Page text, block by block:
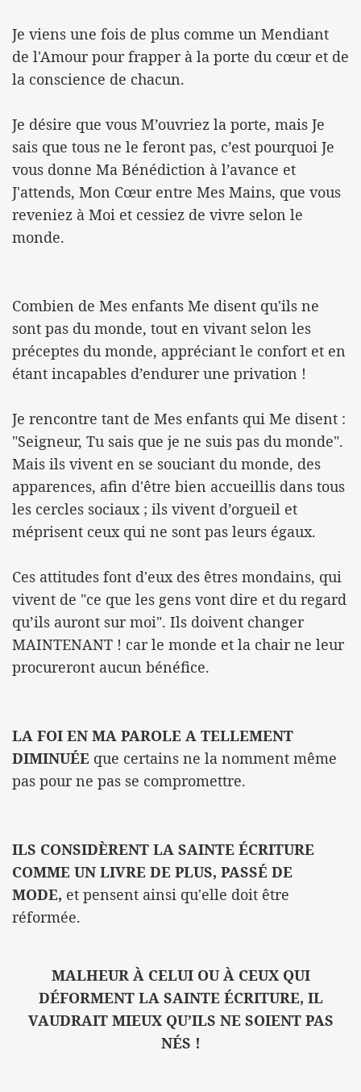
Je viens une fois de plus comme un Mendiant
de l'Amour pour frapper à la porte du cœur et de
la conscience de chacun.
Je désire que vous M’ouvriez la porte, mais Je
sais que tous ne le feront pas, c’est pourquoi Je
vous donne Ma Bénédiction à l’avance et
J'attends, Mon Cœur entre Mes Mains, que vous
reveniez à Moi et cessiez de vivre selon le
monde.
Combien de Mes enfants Me disent qu'ils ne
sont pas du monde, tout en vivant selon les
préceptes du monde, appréciant le confort et en
étant incapables d’endurer une privation !
Je rencontre tant de Mes enfants qui Me disent :
"Seigneur, Tu sais que je ne suis pas du monde".
Mais ils vivent en se souciant du monde, des
apparences, afin d'être bien accueillis dans tous
les cercles sociaux ; ils vivent d’orgueil et
méprisent ceux qui ne sont pas leurs égaux.
Ces attitudes font d'eux des êtres mondains, qui
vivent de "ce que les gens vont dire et du regard
qu’ils auront sur moi". Ils doivent changer
MAINTENANT ! car le monde et la chair ne leur
procureront aucun bénéfice.
LA FOI EN MA PAROLE A TELLEMENT
DIMINUÉE que certains ne la nomment même
pas pour ne pas se compromettre.
ILS CONSIDÈRENT LA SAINTE ÉCRITURE
COMME UN LIVRE DE PLUS, PASSÉ DE
MODE, et pensent ainsi qu'elle doit être
réformée.
MALHEUR À CELUI OU À CEUX QUI
DÉFORMENT LA SAINTE ÉCRITURE, IL
VAUDRAIT MIEUX QU’ILS NE SOIENT PAS
NÉS !